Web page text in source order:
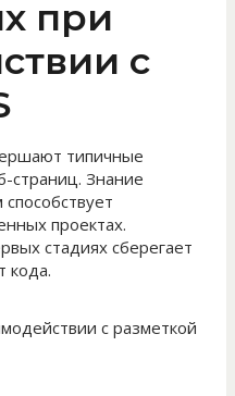
при
с
типичные
страниц. Знание
проектах.
стадиях сберегает
кода.
с разметкой